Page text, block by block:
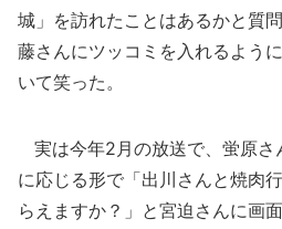
城」を訪れたことはあるかと質
藤さんにツッコミを入れるよう
いて笑った。
実は今年2月の放送で、蛍原さ
に応じる形で「出川さんと焼肉
らえますか？」と宮迫さんに画